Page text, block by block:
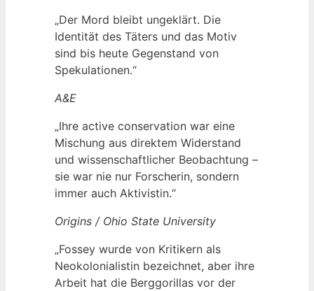
„Der Mord bleibt ungeklärt. Die
Identität des Täters und das Motiv
sind bis heute Gegenstand von
Spekulationen.“
A&E
„Ihre active conservation war eine
Mischung aus direktem Widerstand
und wissenschaftlicher Beobachtung –
sie war nie nur Forscherin, sondern
immer auch Aktivistin.“
Origins / Ohio State University
„Fossey wurde von Kritikern als
Neokolonialistin bezeichnet, aber ihre
Arbeit hat die Berggorillas vor der